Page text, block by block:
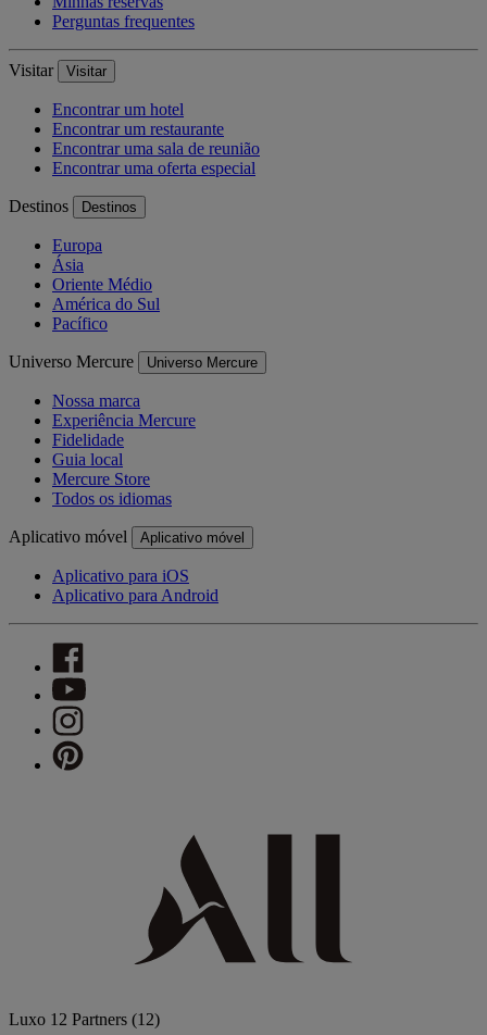
Perguntas frequentes
Visitar Visitar
Encontrar um hotel
Encontrar um restaurante
Encontrar uma sala de reunião
Encontrar uma oferta especial
Destinos Destinos
Europa
Ásia
Oriente Médio
América do Sul
Pacífico
Universo Mercure Universo Mercure
Nossa marca
Experiência Mercure
Fidelidade
Guia local
Mercure Store
Todos os idiomas
Aplicativo móvel Aplicativo móvel
Aplicativo para iOS
Aplicativo para Android
Luxo 12 Partners (12)